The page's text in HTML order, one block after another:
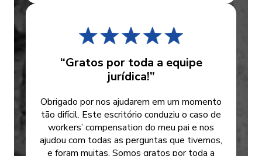
“Gratos por toda a equipe
jurídica!”
Obrigado por nos ajudarem em um momento
tão difícil. Este escritório conduziu o caso de
workers’ compensation do meu pai e nos
ajudou com todas as perguntas que tivemos,
e foram muitas. Somos gratos por toda a